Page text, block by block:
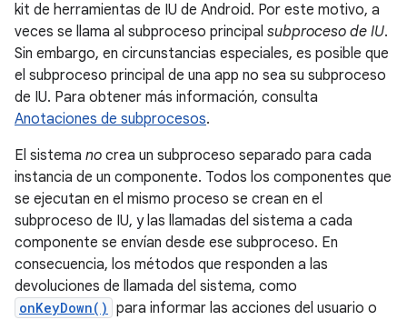
kit de herramientas de IU de Android. Por este motivo, a
veces se llama al subproceso principal subproceso de IU.
Sin embargo, en circunstancias especiales, es posible que
el subproceso principal de una app no sea su subproceso
de IU. Para obtener más información, consulta
Anotaciones de subprocesos.
El sistema no crea un subproceso separado para cada
instancia de un componente. Todos los componentes que
se ejecutan en el mismo proceso se crean en el
subproceso de IU, y las llamadas del sistema a cada
componente se envían desde ese subproceso. En
consecuencia, los métodos que responden a las
devoluciones de llamada del sistema, como
onKeyDown() para informar las acciones del usuario o